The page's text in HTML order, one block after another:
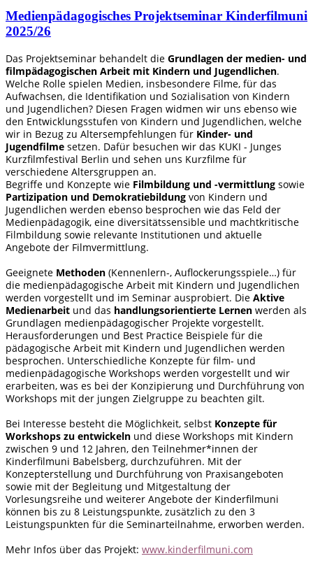
Medienpädagogisches Projektseminar Kinderfilmuni
2025/26
Das Projektseminar behandelt die Grundlagen der medien- und
filmpädagogischen Arbeit mit Kindern und Jugendlichen.
Welche Rolle spielen Medien, insbesondere Filme, für das
Aufwachsen, die Identifikation und Sozialisation von Kindern
und Jugendlichen? Diesen Fragen widmen wir uns ebenso wie
den Entwicklungsstufen von Kindern und Jugendlichen, welche
wir in Bezug zu Altersempfehlungen für Kinder- und
Jugendfilme setzen. Dafür besuchen wir das KUKI - Junges
Kurzfilmfestival Berlin und sehen uns Kurzfilme für
verschiedene Altersgruppen an.
Begriffe und Konzepte wie Filmbildung und -vermittlung sowie
Partizipation und Demokratiebildung von Kindern und
Jugendlichen werden ebenso besprochen wie das Feld der
Medienpädagogik, eine diversitätssensible und machtkritische
Filmbildung sowie relevante Institutionen und aktuelle
Angebote der Filmvermittlung.
Geeignete Methoden (Kennenlern-, Auflockerungsspiele…) für
die medienpädagogische Arbeit mit Kindern und Jugendlichen
werden vorgestellt und im Seminar ausprobiert. Die Aktive
Medienarbeit und das handlungsorientierte Lernen werden als
Grundlagen medienpädagogischer Projekte vorgestellt.
Herausforderungen und Best Practice Beispiele für die
pädagogische Arbeit mit Kindern und Jugendlichen werden
besprochen. Unterschiedliche Konzepte für film- und
medienpädagogische Workshops werden vorgestellt und wir
erarbeiten, was es bei der Konzipierung und Durchführung von
Workshops mit der jungen Zielgruppe zu beachten gilt.
Bei Interesse besteht die Möglichkeit, selbst Konzepte für
Workshops zu entwickeln und diese Workshops mit Kindern
zwischen 9 und 12 Jahren, den Teilnehmer*innen der
Kinderfilmuni Babelsberg, durchzuführen. Mit der
Konzepterstellung und Durchführung von Praxisangeboten
sowie mit der Begleitung und Mitgestaltung der
Vorlesungsreihe und weiterer Angebote der Kinderfilmuni
können bis zu 8 Leistungspunkte, zusätzlich zu den 3
Leistungspunkten für die Seminarteilnahme, erworben werden.
Mehr Infos über das Projekt: www.kinderfilmuni.com